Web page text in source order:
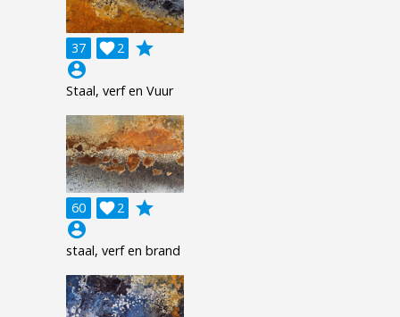
37 2

grade
account_circle
Staal, verf en Vuur
60 2

grade
account_circle
staal, verf en brand